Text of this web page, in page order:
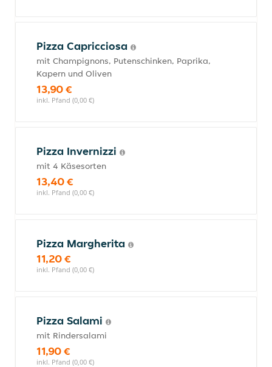
Pizza Capricciosa
mit Champignons, Putenschinken, Paprika,
Kapern und Oliven
13,90 €
inkl. Pfand (0,00 €)
Pizza Invernizzi
mit 4 Käsesorten
13,40 €
inkl. Pfand (0,00 €)
Pizza Margherita
11,20 €
inkl. Pfand (0,00 €)
Pizza Salami
mit Rindersalami
11,90 €
inkl. Pfand (0,00 €)